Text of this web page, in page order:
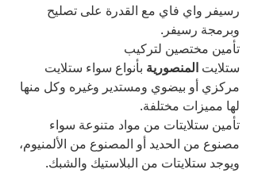
رسيفر واي فاي مع القدرة على تصليح
وبرمجة رسيفر.
تأمين مختصين لتركيب
ستلايت المنصورية بأنواع سواء ستلايت
مركزي أو بيضوي ومستدير وغيره وكل منها
لها مميزات مختلفة.
تأمين ستلايتات من مواد متنوعة سواء
مصنوع من الحديد أو المصنوع من الألمنيوم،
ويوجد ستلايتات من البلاستيك والشبك.